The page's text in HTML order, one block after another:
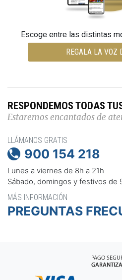
Escoge entre las distintas
REGALA LA VOZ
RESPONDEMOS TODAS
Estaremos encantados de
LLÁMANOS GRATIS
 900 154 218
Lunes a viernes de 8h a 21h
Sábado, domingos y festivos de
MÁS INFORMACIÓN
PREGUNTAS